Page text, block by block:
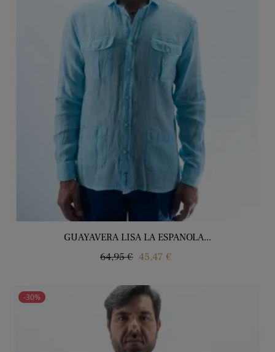
GUAYAVERA LISA LA ESPANOLA...
Precio
64,95 € Precio
45,47 €
-30%